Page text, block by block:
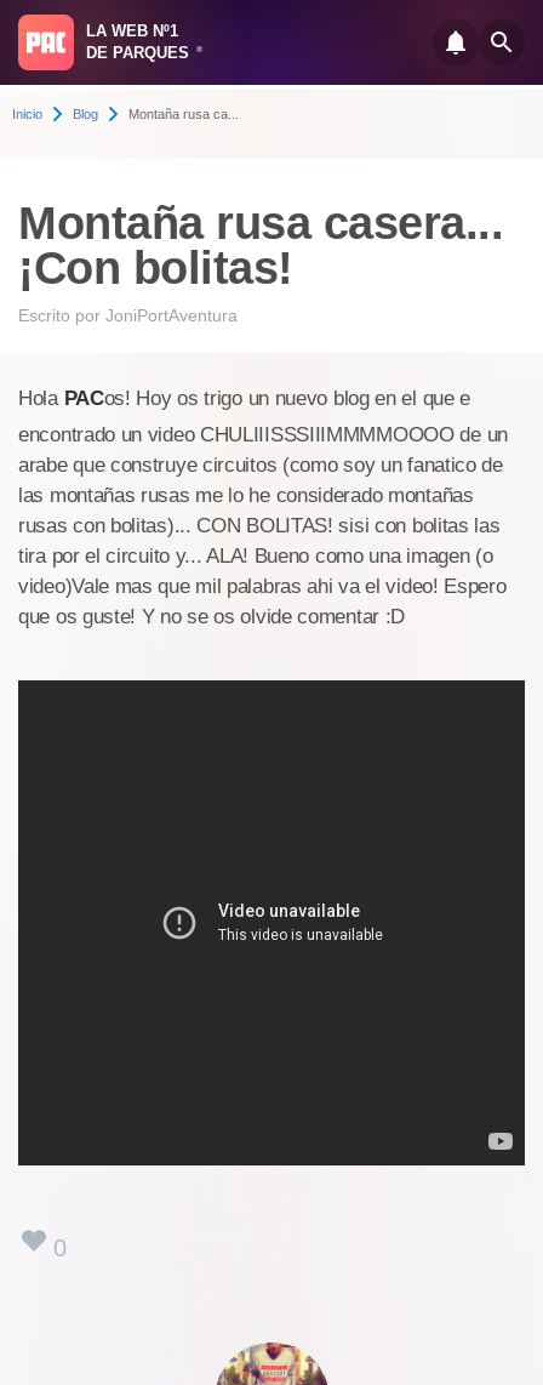
LA WEB Nº1
DE PARQUES
®
Inicio Blog Montaña rusa ca...
Montaña rusa casera...
¡Con bolitas!
Escrito por JoniPortAventura
HolaPACos! Hoy os trigo un nuevo blog en el que e
encontrado un video CHULIIISSSIIIMMMMOOOO de un
arabe que construye circuitos (como soy un fanatico de
las montañas rusas me lo he considerado montañas
rusas con bolitas)... CON BOLITAS! sisi con bolitas las
tira por el circuito y... ALA! Bueno como una imagen (o
video)Vale mas que mil palabras ahi va el video! Espero
que os guste! Y no se os olvide comentar :D
0